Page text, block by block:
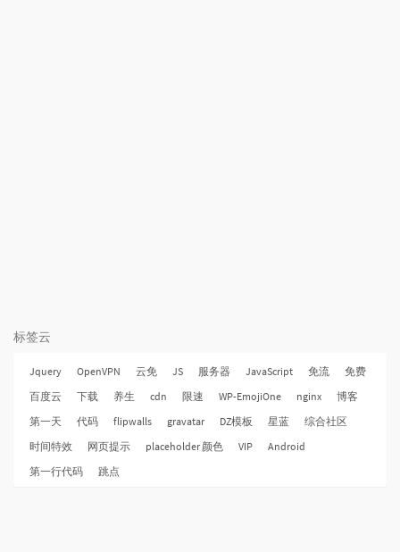
标签云
Jquery OpenVPN 云免 JS 服务器 JavaScript 免流
免费
百度云
下载 养生 cdn 限速 WP-EmojiOne nginx
博客
第一天
代码 flipwalls gravatar DZ模板 星蓝
综合社区
时间特效
网页提示 placeholder 颜色 VIP
Android
第一行代码
跳点